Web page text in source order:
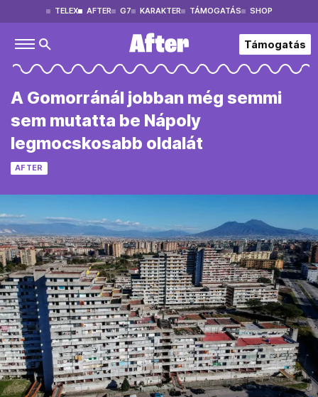
TELEX AFTER G7 KARAKTER TÁMOGATÁS SHOP
Támogatás
A Gomorránál jobban még semmi
sem mutatta be Nápoly
legmocskosabb oldalát
AFTER